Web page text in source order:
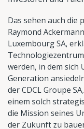
Das sehen auch die
Raymond
Luxembourg SA,
werden, in dem sich
Generation
der CDCL Groupe
einem solch
die Mission seines
der Zukunft zu